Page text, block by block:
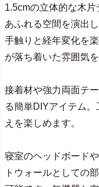
1.5cmの立体的な木
あふれる空間を演出
手触りと経年変化を
が落ち着いた雰囲気を
接着材や強力両面テ
る簡単DIYアイテム
えを楽しめます。
寝室のヘッドボード
トウォールとしての